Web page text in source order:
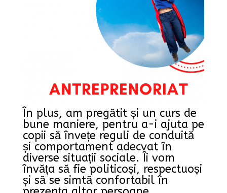
În plus, am pregătit și un curs de
bune maniere, pentru a-i ajuta pe
copii să învețe reguli de conduită
și comportament adecvat în
diverse situații sociale. Îi vom
învăța să fie politicoși, respectuoși
și să se simtă confortabil în